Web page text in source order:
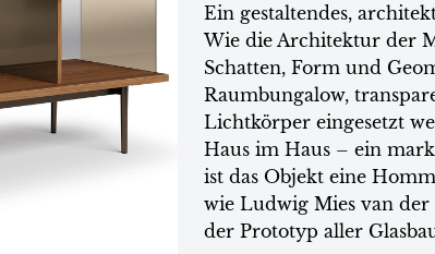
Ein gestaltendes,
Wie die Architektur der
Schatten, Form und
Raumbungalow,
Lichtkörper eingesetzt
Haus im Haus – ein
ist das Objekt eine
wie Ludwig Mies van der
der Prototyp aller